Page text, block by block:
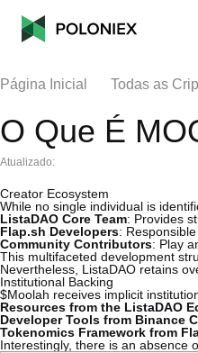
Página Inicial Todas as
O Que É
Atualizado:
Creator Ecosystem
While no single individual is
ListaDAO Core Team: Provides
Flap.sh Developers:
Community Contributors: Play
This multifaceted development
Nevertheless, ListaDAO retains
Institutional Backing
$Moolah receives implicit
Resources from the ListaDAO
Developer Tools from Binance
Tokenomics Framework from
Interestingly, there is an absence